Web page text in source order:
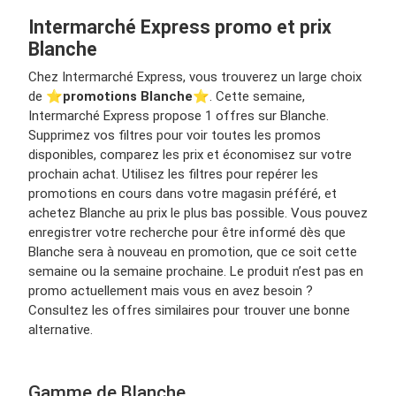
Intermarché Express promo et prix
Blanche
Chez Intermarché Express, vous trouverez un large choix
de ⭐️promotions Blanche⭐️. Cette semaine,
Intermarché Express propose 1 offres sur Blanche.
Supprimez vos filtres pour voir toutes les promos
disponibles, comparez les prix et économisez sur votre
prochain achat. Utilisez les filtres pour repérer les
promotions en cours dans votre magasin préféré, et
achetez Blanche au prix le plus bas possible. Vous pouvez
enregistrer votre recherche pour être informé dès que
Blanche sera à nouveau en promotion, que ce soit cette
semaine ou la semaine prochaine. Le produit n’est pas en
promo actuellement mais vous en avez besoin ?
Consultez les offres similaires pour trouver une bonne
alternative.